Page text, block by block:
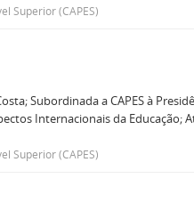
Superior (CAPES)
Subordinada a CAPES à
Internacionais da Educação;
Superior (CAPES)